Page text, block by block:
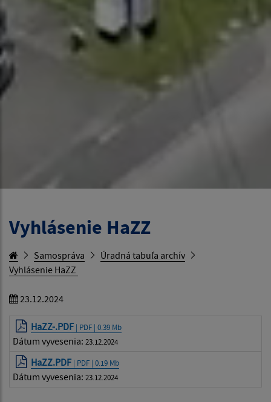
Vyhlásenie HaZZ
Samospráva
Úradná tabuľa archív
Vyhlásenie HaZZ
23.12.2024
HaZZ-.PDF | PDF | 0.39 Mb
Dátum vyvesenia: 23.12.2024
HaZZ.PDF | PDF | 0.19 Mb
Dátum vyvesenia: 23.12.2024